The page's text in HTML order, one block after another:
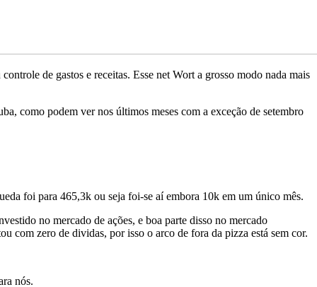
de gastos e receitas. Esse net Wort a grosso modo nada mais
como podem ver nos últimos meses com a exceção de setembro
foi para 465,3k ou seja foi-se aí embora 10k em um único mês.
no mercado de ações, e boa parte disso no mercado
com zero de dividas, por isso o arco de fora da pizza está sem cor.
nós.